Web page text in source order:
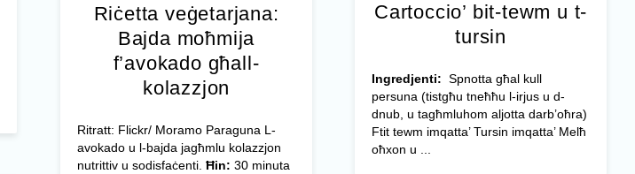
Riċetta veġetarjana:
Bajda moħmija
f’avokado għall-
kolazzjon
Ritratt: Flickr/ Moramo Paraguna L-
avokado u l-bajda jagħmlu kolazzjon
nutrittiv u sodisfaċenti. Ħin: 30 minuta
Cartoccio’ bit-tewm u t-
tursin
Ingredjenti: Spnotta għal kull
persuna (tistgħu tneħħu l-irjus u d-
dnub, u tagħmluhom aljotta darb’oħra)
Ftit tewm imqatta’ Tursin imqatta’ Melħ
oħxon u ...